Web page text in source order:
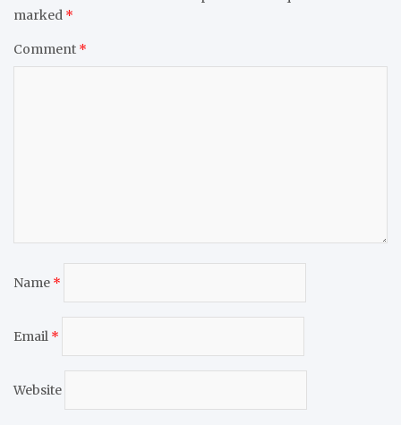
marked *
Comment *
Name *
Email *
Website